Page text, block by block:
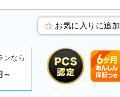
お気に入りに追加
ンなら
～